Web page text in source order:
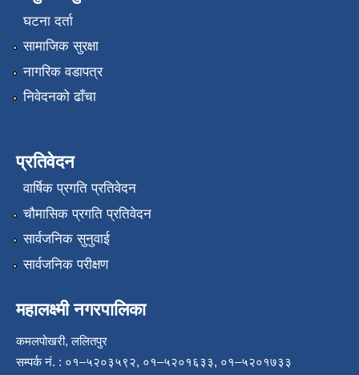
घटना दर्ता
सामाजिक सुरक्षा
नागरिक वडापत्र
निवेदनको ढाँचा
प्रतिवेदन
वार्षिक प्रगति प्रतिवेदन
चौमासिक प्रगति प्रतिवेदन
सार्वजनिक सुनुवाई
सार्वजनिक परीक्षण
महालक्ष्मी नगरपालिका
कमलपोखरी, ललितपुर
सम्पर्क नं. : ०१–५२०३५९२, ०१–५२०१६३३, ०१–५२०१७३३